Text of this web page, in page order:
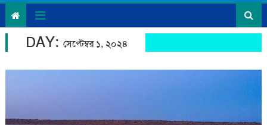
DAY: সেপ্টেম্বর ১, ২০২৪